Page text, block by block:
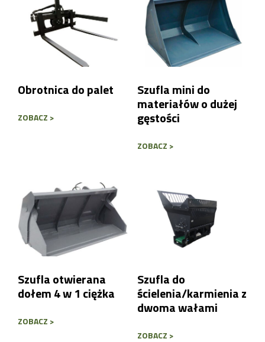
Treść wiadomości
Obrotnica do palet
ZOBACZ >
Szufla mini do
materiałów o dużej
gęstości
ZOBACZ >
Szufla otwierana
dołem 4 w 1 ciężka
ZOBACZ >
Szufla do
ścielenia/karmienia z
dwoma wałami
ZOBACZ >